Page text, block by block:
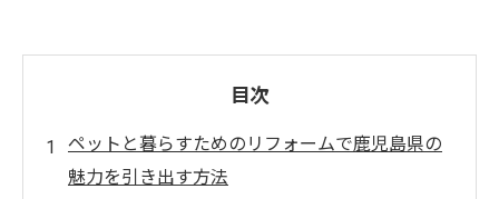
目次
ペットと暮らすためのリフォームで鹿児島県の
魅力を引き出す方法